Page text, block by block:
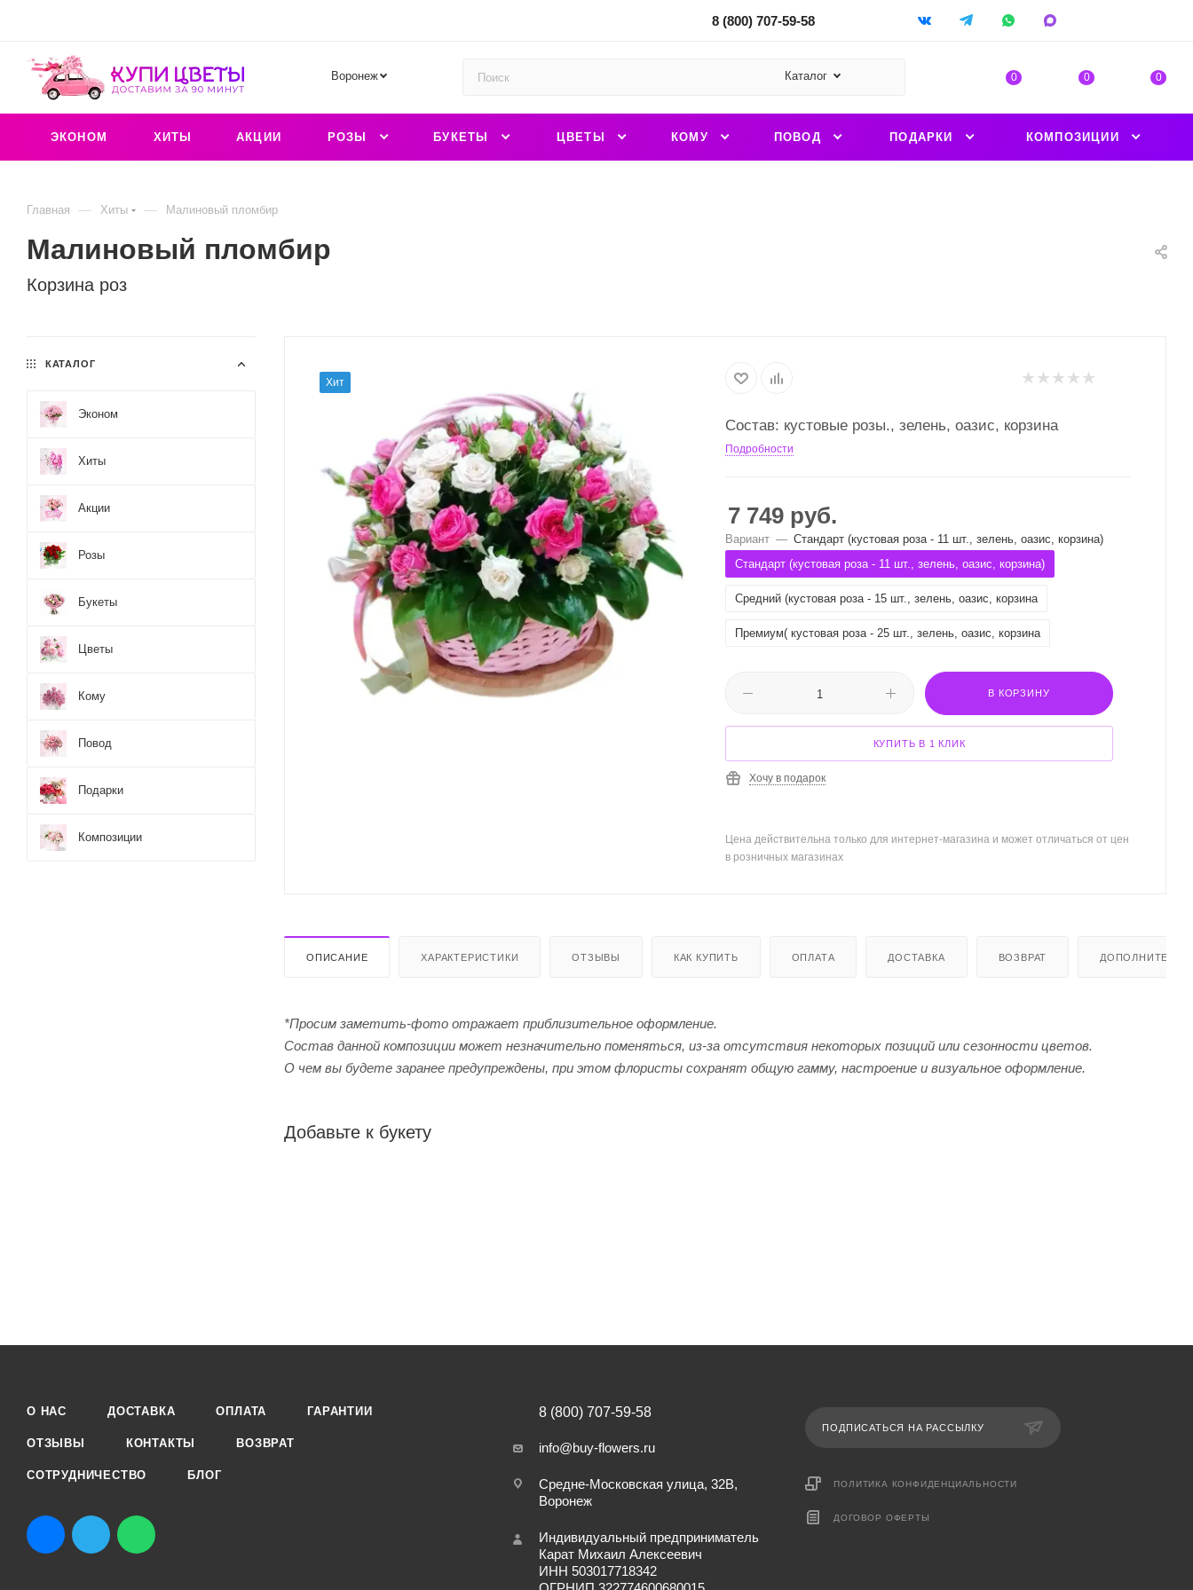
8 (800) 707-59-58
Воронеж Каталог 0 0 0
ЭКОНОМ ХИТЫ АКЦИИ РОЗЫ БУКЕТЫ ЦВЕТЫ КОМУ ПОВОД ПОДАРКИ КОМПОЗИЦИИ
Главная — Хиты — Малиновый пломбир
Корзина роз
Малиновый пломбир
Хит
Состав: кустовые розы., зелень, оазис, корзина
Подробности
7 749 руб.
Вариант — Стандарт (кустовая роза - 11 шт., зелень, оазис, корзина)
Стандарт (кустовая роза - 11 шт., зелень, оазис, корзина)
Средний (кустовая роза - 15 шт., зелень, оазис, корзина
Премиум( кустовая роза - 25 шт., зелень, оазис, корзина
В КОРЗИНУ
КУПИТЬ В 1 КЛИК
Хочу в подарок
Цена действительна только для интернет-магазина и может отличаться от цен
в розничных магазинах
ОПИСАНИЕ ХАРАКТЕРИСТИКИ ОТЗЫВЫ КАК КУПИТЬ ОПЛАТА ДОСТАВКА ВОЗВРАТ
*Просим заметить-фото отражает приблизительное оформление.
Cостав данной композиции может незначительно поменяться, из-за отсутствия некоторых позиций или сезонности цветов.
О чем вы будете заранее предупреждены, при этом флористы сохранят общую гамму, настроение и визуальное оформление.
Добавьте к букету
КАТАЛОГ
Эконом
Хиты
Акции
Розы
Букеты
Цветы
Кому
Повод
Подарки
Композиции
О НАС ДОСТАВКА ОПЛАТА ГАРАНТИИ
ОТЗЫВЫ КОНТАКТЫ ВОЗВРАТ
СОТРУДНИЧЕСТВО БЛОГ
8 (800) 707-59-58
info@buy-flowers.ru
Средне-Московская улица, 32В,
Воронеж
Индивидуальный предприниматель
Карат Михаил Алексеевич
ИНН 503017718342
ПОДПИСАТЬСЯ НА РАССЫЛКУ
ПОЛИТИКА КОНФИДЕНЦИАЛЬНОСТИ
ДОГОВОР ОФЕРТЫ